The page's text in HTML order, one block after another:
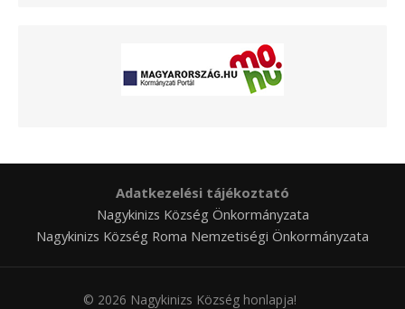
Adatkezelési tájékoztató
Nagykinizs Község Önkormányzata
Nagykinizs Község Roma Nemzetiségi Önkormányzata
© 2026 Nagykinizs Község honlapja!